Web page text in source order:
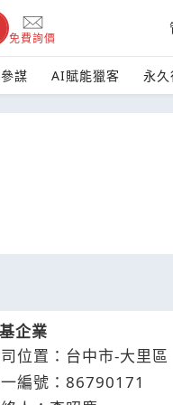
免費詢價
謀 AI賦能獵客 永
企業
位置：台中市-大里區
編號：86790171